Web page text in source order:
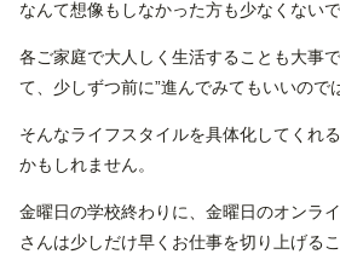
なんて想像もしなかった方も少なくないで
各ご家庭で大人しく生活することも大事
て、少しずつ前に”進んでみてもいいので
そんなライフスタイルを具体化してくれ
かもしれません。
金曜日の学校終わりに、金曜日のオンラ
さんは少しだけ早くお仕事を切り上げる